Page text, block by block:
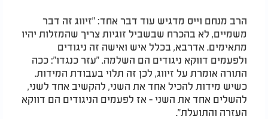
הרב מנחם וייס מדגיש עוד דבר אחד: "זיווג זה דבר
משמיים, לא בהכרח שבשביל זוגיות צריך שהמזלות יהיו
מתאימים. אדרבא, בכלל איש ואישה זה ניגודים
ולפעמים דווקא ניגודים הם השלמה. "עזר כנגדו": ככה
התורה אומרת על זיווג, לכן זה תלוי בעבודת המידות.
כשיש מידות להכיל אחד את השני, להקשיב אחד לשני,
להשלים אחד את השני - אז לפעמים הניגודים הם דווקא
העזרה והתועלת".